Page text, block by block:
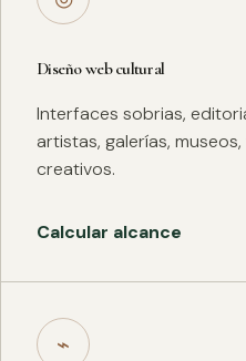
Diseño web cultural
Interfaces sobrias,
artistas, galerías,
creativos.
Calcular alcance
⌁